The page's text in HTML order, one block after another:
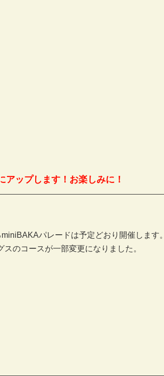
ップします！お楽しみに！
パレードは予定どおり開催します。
のコースが一部変更になりました。